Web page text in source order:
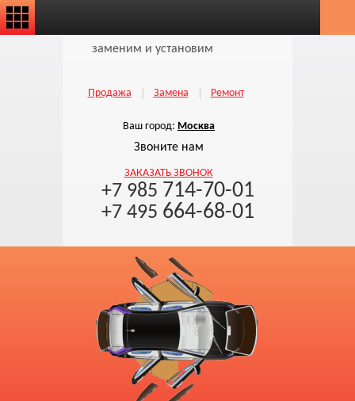
заменим и установим
Продажа Замена Ремонт
Ваш город: Москва
Звоните нам
ЗАКАЗАТЬ ЗВОНОК
+7 985 714-70-01
+7 495 664-68-01